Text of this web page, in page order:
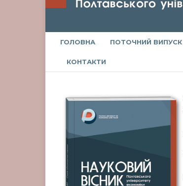
ГОЛОВНА ПОТОЧНИЙ ВИПУСК
КОНТАКТИ